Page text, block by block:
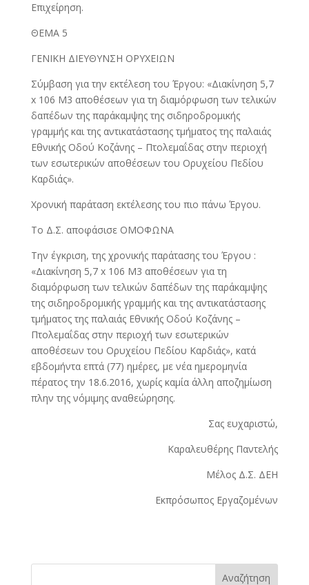
Επιχείρηση.
ΘΕΜΑ 5
ΓΕΝΙΚΗ ΔΙΕΥΘΥΝΣΗ ΟΡΥΧΕΙΩΝ
Σύμβαση για την εκτέλεση του Έργου: «Διακίνηση 5,7
x 106 M3 αποθέσεων για τη διαμόρφωση των τελικών
δαπέδων της παράκαμψης της σιδηροδρομικής
γραμμής και της αντικατάστασης τμήματος της παλαιάς
Εθνικής Οδού Κοζάνης – Πτολεμαΐδας στην περιοχή
των εσωτερικών αποθέσεων του Ορυχείου Πεδίου
Καρδιάς».
Χρονική παράταση εκτέλεσης του πιο πάνω Έργου.
Το Δ.Σ. αποφάσισε ΟΜΟΦΩΝΑ
Την έγκριση, της χρονικής παράτασης του Έργου :
«Διακίνηση 5,7 x 106 M3 αποθέσεων για τη
διαμόρφωση των τελικών δαπέδων της παράκαμψης
της σιδηροδρομικής γραμμής και της αντικατάστασης
τμήματος της παλαιάς Εθνικής Οδού Κοζάνης –
Πτολεμαΐδας στην περιοχή των εσωτερικών
αποθέσεων του Ορυχείου Πεδίου Καρδιάς», κατά
εβδομήντα επτά (77) ημέρες, με νέα ημερομηνία
πέρατος την 18.6.2016, χωρίς καμία άλλη αποζημίωση
πλην της νόμιμης αναθεώρησης.
Σας ευχαριστώ,
Καραλευθέρης Παντελής
Μέλος Δ.Σ. ΔΕΗ
Εκπρόσωπος Εργαζομένων
Αναζήτηση